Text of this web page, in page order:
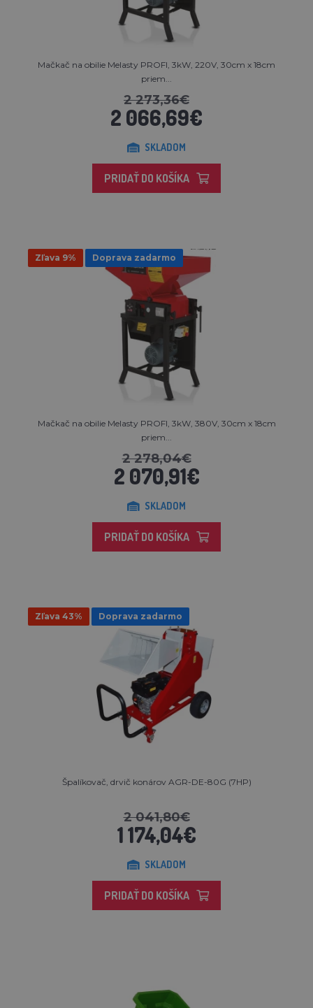
Mačkač na obilie Melasty PROFI, 3kW, 220V, 30cm x 18cm
priem...
2 273,36€
2 066,69€
SKLADOM
PRIDAŤ DO KOŠÍKA
Zľava 9% Doprava zadarmo
Mačkač na obilie Melasty PROFI, 3kW, 380V, 30cm x 18cm
priem...
2 278,04€
2 070,91€
SKLADOM
PRIDAŤ DO KOŠÍKA
Zľava 43% Doprava zadarmo
Špalíkovač, drvič konárov AGR-DE-80G (7HP)
2 041,80€
1 174,04€
SKLADOM
PRIDAŤ DO KOŠÍKA